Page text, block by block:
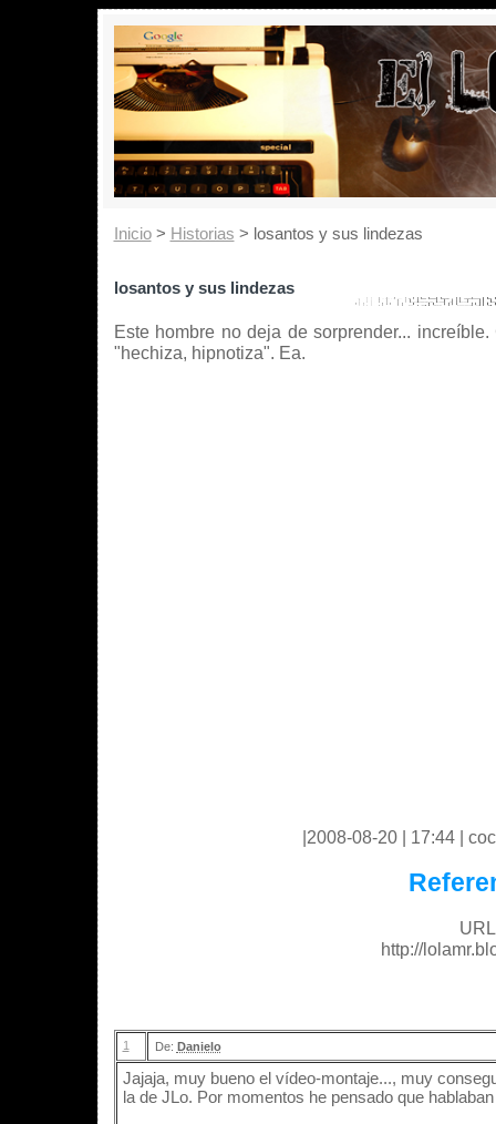
Inicio> Historias > losantos y sus lindezas
losantos y sus lindezas
Este hombre no deja de sorprender...
"hechiza, hipnotiza". Ea.
|2008-08-20 | 17:44 |
http://
1 De: Danielo
Jajaja, muy bueno el vídeo-montaje..., muy
la de JLo. Por momentos he pensado que